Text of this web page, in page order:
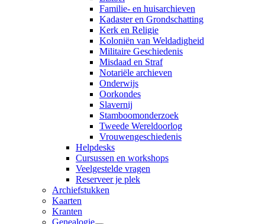
Familie- en huisarchieven
Kadaster en Grondschatting
Kerk en Religie
Koloniën van Weldadigheid
Militaire Geschiedenis
Misdaad en Straf
Notariële archieven
Onderwijs
Oorkondes
Slavernij
Stamboomonderzoek
Tweede Wereldoorlog
Vrouwengeschiedenis
Helpdesks
Cursussen en workshops
Veelgestelde vragen
Reserveer je plek
Archiefstukken
Kaarten
Kranten
Genealogie